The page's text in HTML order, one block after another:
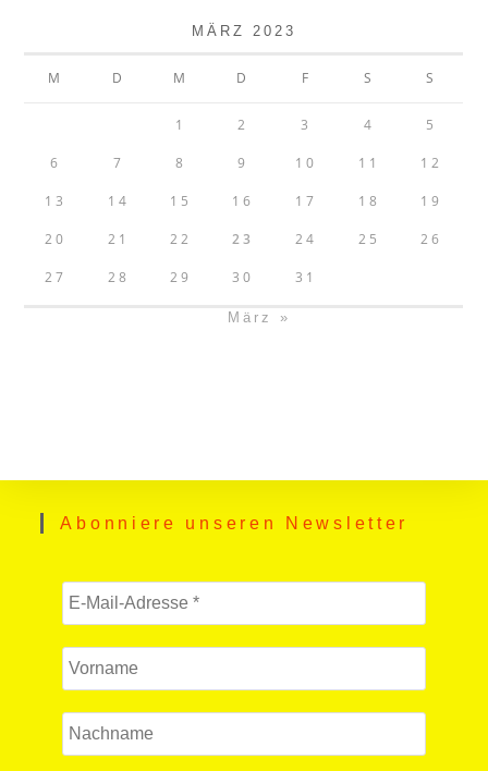
MÄRZ 2023
M D M D F S S
1 2 3 4 5
6 7 8 9 10 11 12
13 14 15 16 17 18 19
20 21 22 23 24 25 26
27 28 29 30 31
März »
Abonniere unseren Newsletter